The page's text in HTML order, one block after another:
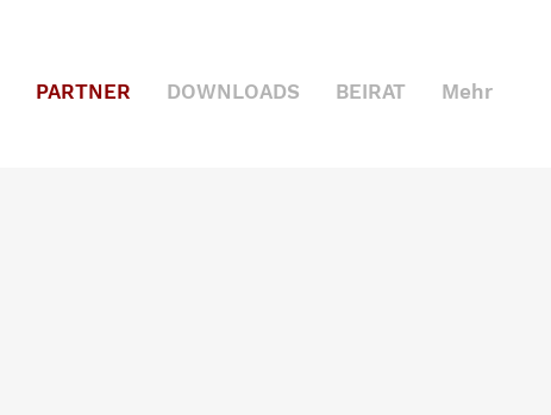
PARTNER DOWNLOADS BEIRAT Mehr